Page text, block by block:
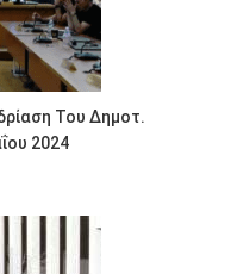
Του Δημοτ.
2024